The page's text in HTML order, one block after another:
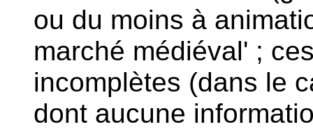
ou du moins à
marché médiéval' ;
incomplètes (dans le
dont aucune